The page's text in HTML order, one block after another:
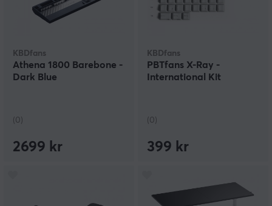
KBDfans
Athena 1800 Barebone -
Dark Blue
(0)
2699 kr
KBDfans
PBTfans X-Ray -
International Kit
(0)
399 kr